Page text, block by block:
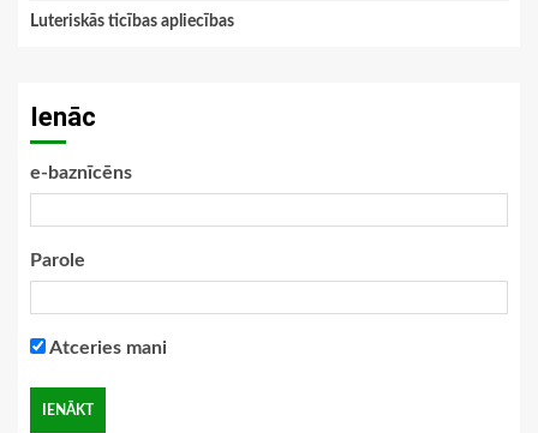
Luteriskās ticības apliecības
Ienāc
e-baznīcēns
Parole
Atceries mani